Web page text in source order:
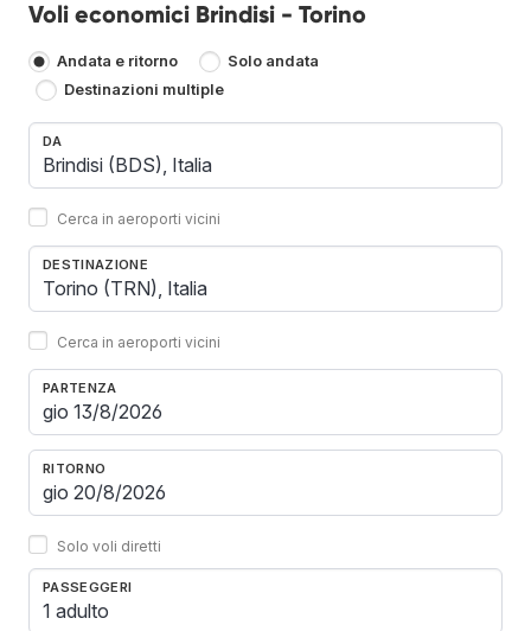
Voli economici Brindisi - Torino
Andata e ritorno
Solo andata
Destinazioni multiple
DA
Cerca in aeroporti vicini
DESTINAZIONE
Cerca in aeroporti vicini
PARTENZA
RITORNO
Solo voli diretti
PASSEGGERI
1 adulto